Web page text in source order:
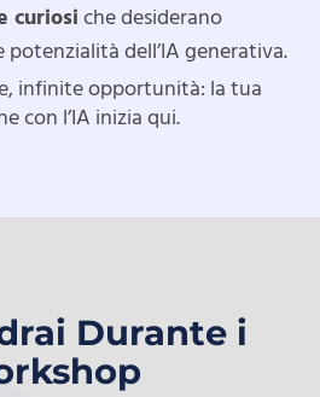
curiosi che desiderano
dell’IA generativa.
infinite opportunità: la tua
con l’IA inizia qui.
Durante i